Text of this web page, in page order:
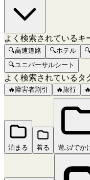
よく検索されているキ
🔍高速道路 🔍ホテル
🔍ユニバーサルシート
よく検索されているタ
🔥 障害者割引 🔥旅行 🔥
泊まる 着る 遊ぶ/でか